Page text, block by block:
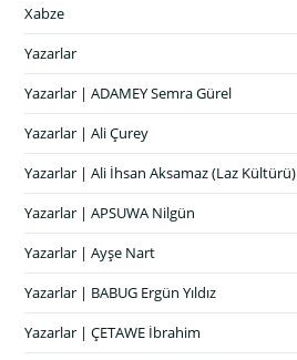
Xabze
Yazarlar
Yazarlar | ADAMEY Semra Gürel
Yazarlar | Ali Çurey
Yazarlar | Ali İhsan Aksamaz (Laz Kültürü)
Yazarlar | APSUWA Nilgün
Yazarlar | Ayşe Nart
Yazarlar | BABUG Ergün Yıldız
Yazarlar | ÇETAWE İbrahim